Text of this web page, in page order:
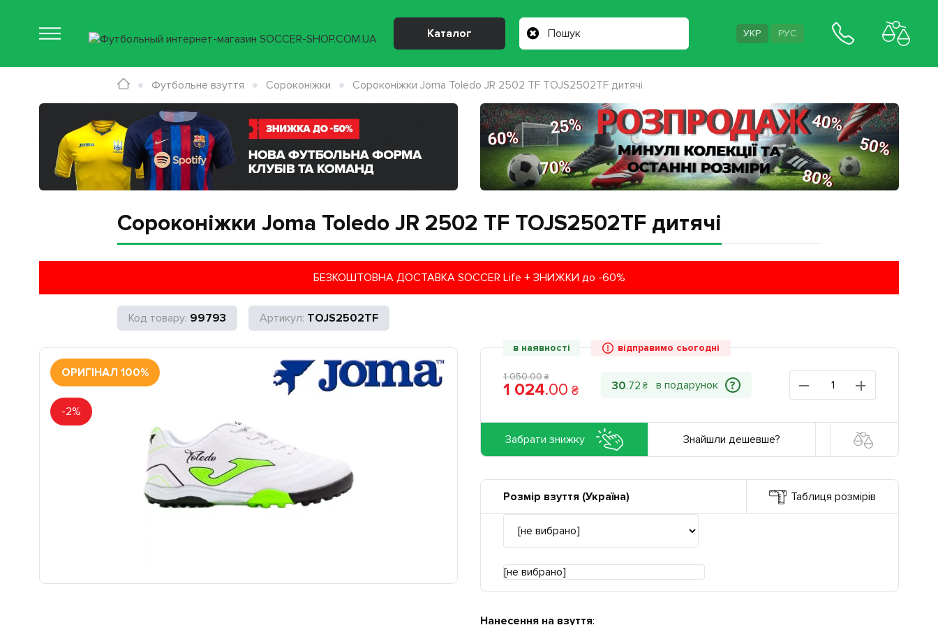
Сороконіжки Joma Toledo JR 2502 TF TOJS2502TF дитячі
БЕЗКОШТОВНА ДОСТАВКА SOCCER Life + ЗНИЖКИ до -60%
99793 TOJS2502TF
ОРИГІНАЛ 100%
-2%
в наявності відправимо сьогодні
1 050.00 ₴
1 024.00 ₴ 30.72 ₴ ?
Забрати знижку Знайшли дешевше?
Розмір взуття (Україна) Таблиця розмірів
[не вибрано]
Нанесення на взуття:
Каталог УКР РУС
Футбольне взуття Сороконіжки Сороконіжки Joma Toledo JR 2502 TF TOJS2502TF дитячі